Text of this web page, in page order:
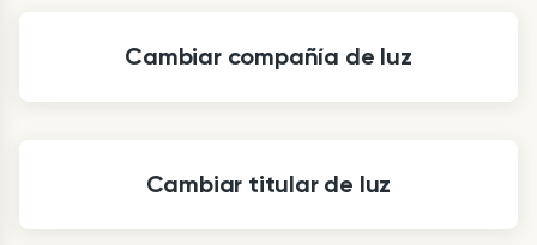
Cambiar compañía de luz
Cambiar titular de luz